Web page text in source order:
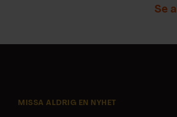
Se
MISSA ALDRIG EN NYHET